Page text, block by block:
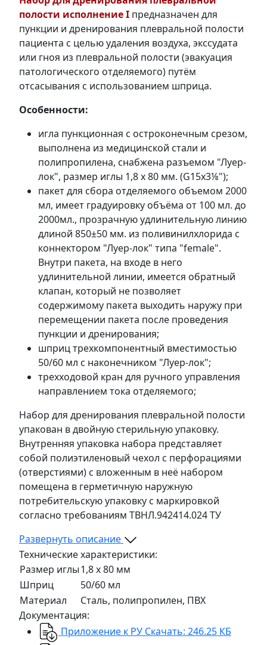
полости исполнение I предназначен для
пункции и дренирования плевральной полости
пациента с целью удаления воздуха, экссудата
или гноя из плевральной полости (эвакуация
патологического отделяемого) путём
отсасывания с использованием шприца.
Особенности:
игла пункционная с остроконечным срезом,
выполнена из медицинской стали и
полипропилена, снабжена разъемом "Луер-
лок", размер иглы 1,8 х 80 мм. (G15х3⅛");
пакет для сбора отделяемого объемом 2000
мл, имеет градуировку объёма от 100 мл. до
2000мл., прозрачную удлинительную линию
длиной 850±50 мм. из поливинилхлорида с
коннектором "Луер-лок" типа "female".
Внутри пакета, на входе в него
удлинительной линии, имеется обратный
клапан, который не позволяет
содержимому пакета выходить наружу при
перемещении пакета после проведения
пункции и дренирования;
шприц трехкомпонентный вместимостью
50/60 мл с наконечником "Луер-лок";
трехходовой кран для ручного управления
направлением тока отделяемого;
Набор для дренирования плевральной полости
упакован в двойную стерильную упаковку.
Внутренняя упаковка набора представляет
собой полиэтиленовый чехол с перфорациями
(отверстиями) с вложенным в неё набором
помещена в герметичную наружную
потребительскую упаковку с маркировкой
согласно требованиям ТВНЛ.942414.024 ТУ
Развернуть описание
Технические характеристики:
Размер иглы1,8 х 80 мм
Шприц
50/60 мл
Материал
Сталь, полипропилен, ПВХ
Документация:
Приложение к РУ Скачать: 246.25 КБ